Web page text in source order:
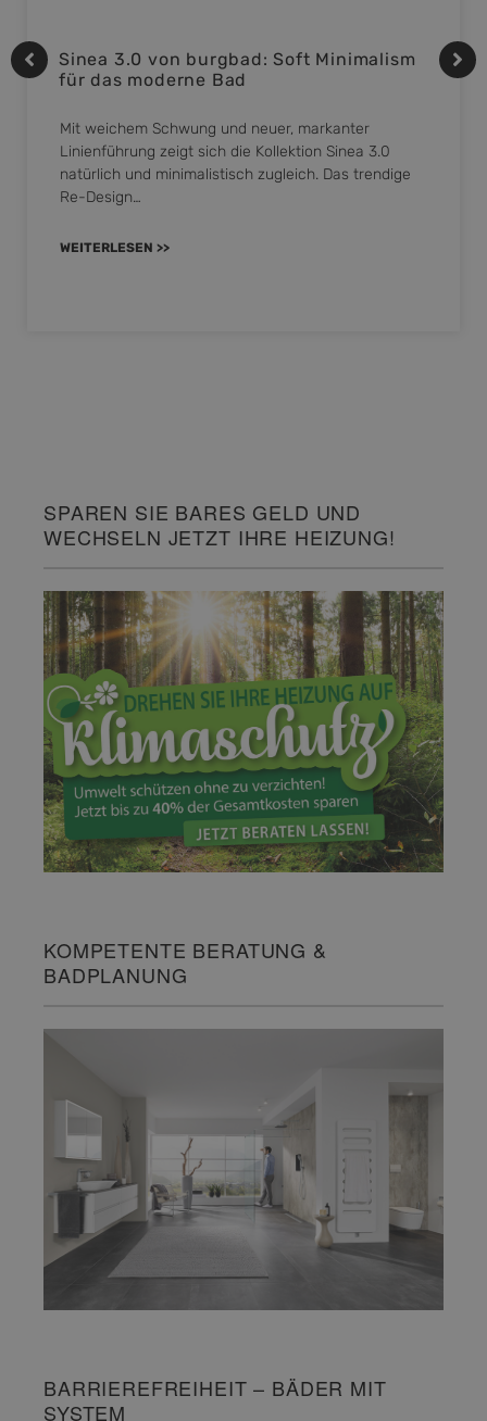
Sinea 3.0 von burgbad: Soft Minimalism
für das moderne Bad
Mit weichem Schwung und neuer, markanter
Linienführung zeigt sich die Kollektion Sinea 3.0
natürlich und minimalistisch zugleich. Das trendige
Re-Design…
WEITERLESEN >>
SPAREN SIE BARES GELD UND
WECHSELN JETZT IHRE HEIZUNG!
KOMPETENTE BERATUNG &
BADPLANUNG
BARRIEREFREIHEIT – BÄDER MIT
SYSTEM